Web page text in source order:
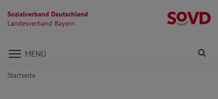
Sozialverband Deutschland
Landesverband Bayern
Direkt zu den Inhalten springen
MENÜ
Startseite